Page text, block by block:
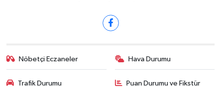
Nöbetçi Eczaneler Hava Durumu
Trafik Durumu Puan Durumu ve Fikstür